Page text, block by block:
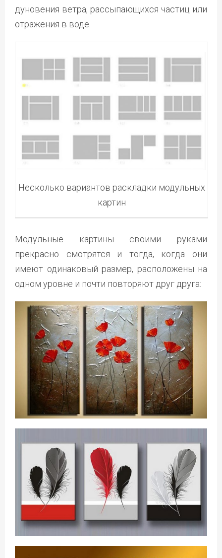
дуновения ветра, рассыпающихся частиц или
отражения в воде.
Несколько вариантов раскладки модульных
картин
Модульные картины своими руками
прекрасно смотрятся и тогда, когда они
имеют одинаковый размер, расположены на
одном уровне и почти повторяют друг друга: